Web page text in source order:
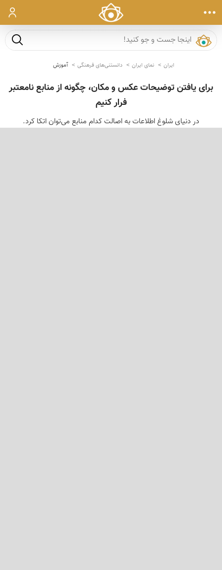
ورود
جست و
ایران نمای ایران دانستنی‌های فرهنگی آموزش
برای یافتن توضیحات عکس و مکان، چگونه از منابع نامعتبر
فرار کنیم
در دنیای شلوغ اطلاعات به اصالت کدام منابع می‌توان اتکا کرد.